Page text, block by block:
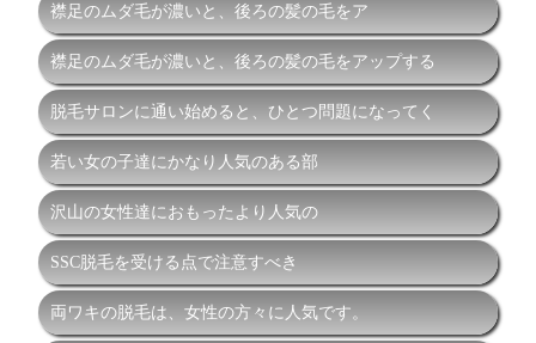
襟足のムダ毛が濃いと、後ろの髪の毛をア
襟足のムダ毛が濃いと、後ろの髪の毛をアップする
脱毛サロンに通い始めると、ひとつ問題になってく
若い女の子達にかなり人気のある部
沢山の女性達におもったより人気の
SSC脱毛を受ける点で注意すべき
両ワキの脱毛は、女性の方々に人気です。